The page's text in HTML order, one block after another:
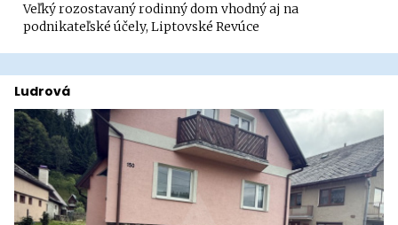
Veľký rozostavaný rodinný dom vhodný aj na
podnikateľské účely, Liptovské Revúce
Ludrová